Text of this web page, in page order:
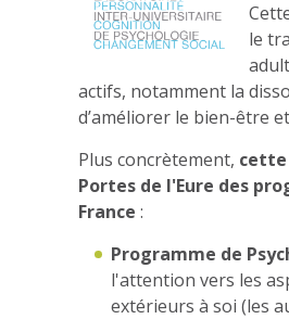
le
actifs, notamment la
d’améliorer le bien-être
Plus concrètement, cette
Portes de l'Eure des
France :
Programme de
l'attention vers les
extérieurs à soi (les